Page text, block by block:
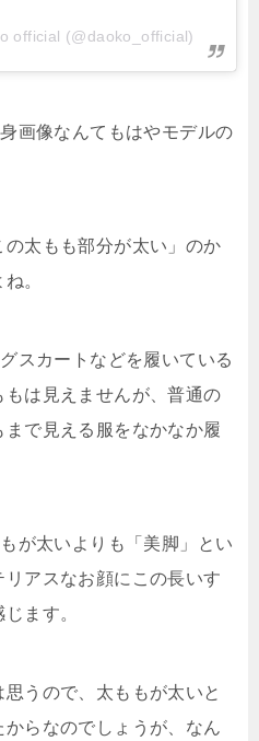
official (@daoko_official)
画像なんてもはやモデルの
太もも部分が太い」のか
。
スカートなどを履いている
は見えませんが、普通の
で見える服をなかなか履
が太いよりも「美脚」とい
アスなお顔にこの長いす
ます。
うので、太ももが太いと
らなのでしょうが、なん